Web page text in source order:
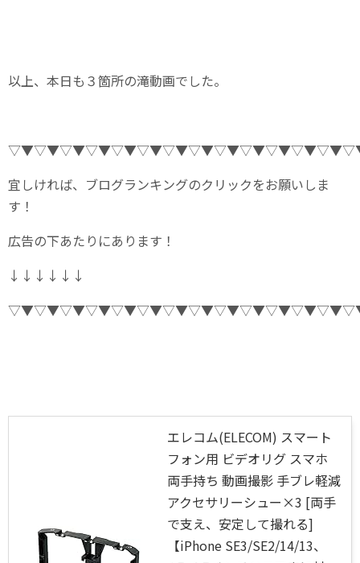
以上、本日も３箇所の滝動画でした。
宜しければ、ブログランキングのクリックをお願いしま
す！
広告の下あたりにあります！
↓↓↓↓↓↓
エレコム(ELECOM) スマート
フォン用 ビデオリグ スマホ
両手持ち 動画撮影 手ブレ軽減
アクセサリーシュー×3 [両手
で支え、安定して撮れる]
【iPhone SE3/SE2/14/13、